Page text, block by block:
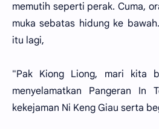
memutih seperti perak. Cuma,
muka sebatas hidung ke
itu lagi,
"Pak Kiong Liong, mari kita
menyelamatkan Pangeran In
kekejaman Ni Keng Giau serta